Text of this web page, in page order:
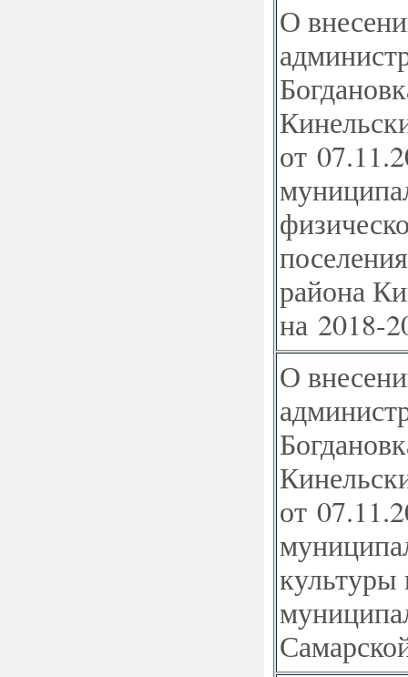
О
от
района
на 2018-
О
от
культуры